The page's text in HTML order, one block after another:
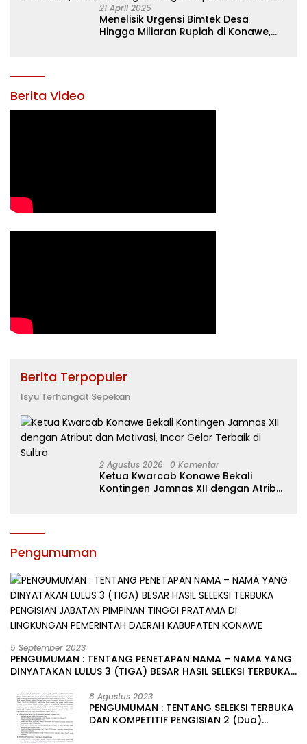
21 April 2025
Menelisik Urgensi Bimtek Desa
Hingga Miliaran Rupiah di Konawe,
Berita Video
Berita Terpopuler
Isyu Terhangat Sepekan
2 Agustus 2026 0 Komentar
Ketua Kwarcab Konawe Bekali
Kontingen Jamnas XII dengan Atribut
Pengumuman
5 September 2023
PENGUMUMAN : TENTANG PENETAPAN NAMA – NAMA YANG
DINYATAKAN LULUS 3 (TIGA) BESAR HASIL SELEKSI TERBUKA
LINGKUNGAN PEMERINTAH DAERAH KABUPATEN KONAWE
8 Agustus 2023
PENGUMUMAN : TENTANG SELEKSI TERBUKA
DAN KOMPETITIF PENGISIAN 2 (Dua)